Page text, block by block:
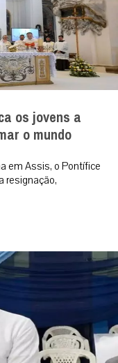
os jovens a
o mundo
em Assis, o Pontífice
resignação,